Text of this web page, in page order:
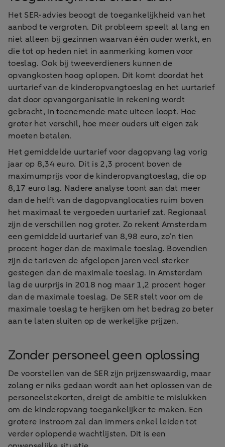
Het SER-advies beoogt de toegankelijkheid van het
aanbod te vergroten. Dit probleem speelt al lang en
niet alleen bij gezinnen waarvan één ouder werkt, en
die tot op heden niet in aanmerking komen voor
toeslag. Ook bij tweeverdieners kunnen de
opvangkosten hoog oplopen. Dit komt doordat het
uurtarief van de kinderopvangtoeslag en het uurtarief
dat door opvangorganisatie in rekening wordt
gebracht, in toenemende mate uiteen loopt. Hoe
groter het verschil, hoe meer ouders uit eigen zak
moeten betalen.
Het gemiddelde uurtarief voor dagopvang lag vorig
jaar op 8,34 euro. Dit is 2,3 procent boven de
maximumprijs voor de kinderopvangtoeslag, die op
8,17 euro lag. Nadere analyse toont aan dat meer
dan de helft van de dagopvanglocaties ruim boven
het maximaal te vergoeden uurtarief zat. Regionaal
zijn de verschillen nog groter. Zo rekent Amsterdam
een gemiddeld uurtarief van 8,98 euro, zo’n tien
procent hoger dan de maximale toeslag. Bovendien
zijn de tarieven de afgelopen jaren veel sterker
gestegen dan de maximale toeslag. In Amsterdam
lag de uurprijs in 2018 nog maar 1,2 procent hoger
dan de maximale toeslag. De SER stelt voor om de
maximale toeslag te herijken om het bedrag zo beter
aan te laten sluiten op de werkelijke prijzen.
Zonder personeel geen oplossing
De voorstellen van de SER zijn prijzenswaardig, maar
zolang er niks gedaan wordt aan het oplossen van de
personeelstekorten, dreigt de ambitie te mislukken
om de kinderopvang toegankelijker te maken. Een
grotere instroom zal dan immers enkel leiden tot
verder oplopende wachtlijsten. Dit is een